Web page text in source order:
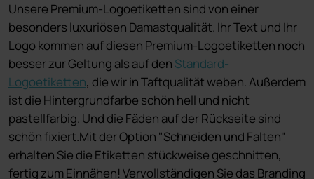
Unsere Premium-Logoetiketten sind von einer
besonders luxuriösen Damastqualität. Ihr Text und Ihr
Logo kommen auf diesen Premium-Logoetiketten noch
besser zur Geltung als auf den Standard-
Logoetiketten, die wir in Taftqualität weben. Außerdem
ist die Hintergrundfarbe schön hell und nicht
pastellfarbig. Und die Fäden auf der Rückseite sind
schön fixiert.Mit der Option "Schneiden und Falten"
erhalten Sie die Etiketten stückweise geschnitten,
fertig zum Einnähen! Vervollständigen Sie das Branding